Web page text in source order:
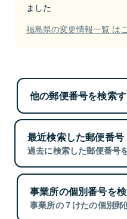
ました
福島県の変更情報一覧 は
他の郵便番号を検索
最近検索した郵便番号
過去に検索した郵便番号
事業所の個別番号を
事業所の７けたの個別郵